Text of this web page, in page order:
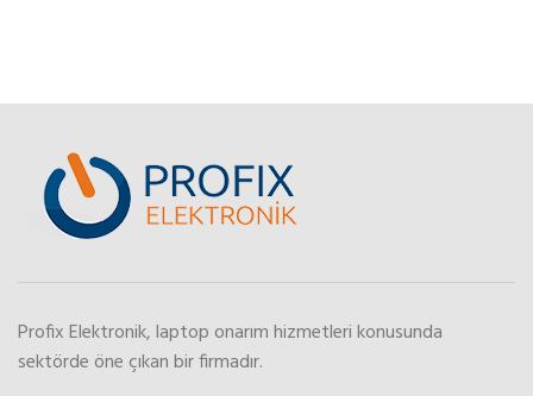
Profix Elektronik, laptop onarım hizmetleri konusunda
sektörde öne çıkan bir firmadır.